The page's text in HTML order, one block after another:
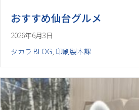
おすすめ仙台グルメ
2026年6月3日
タカラ BLOG 印刷製本課